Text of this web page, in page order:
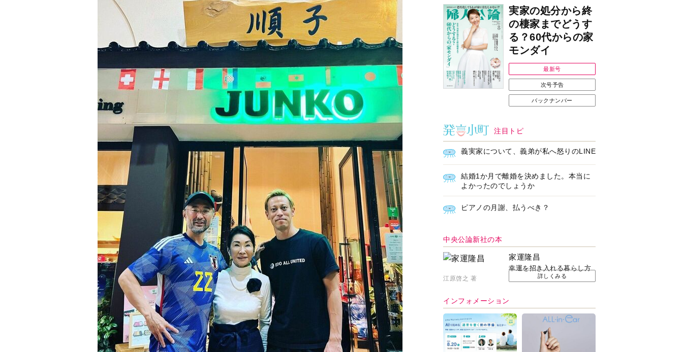
実家の処分から終
の棲家までどうす
る？60代からの家
モンダイ
最新号
次号予告
バックナンバー
注目トピ
義実家について、義弟が私へ怒りのLINE
結婚1か月で離婚を決めました。本当に
よかったのでしょうか
ピアノの月謝、払うべき？
中央公論新社の本
家運隆昌
幸運を招き入れる暮らし方
江原啓之 著 詳しくみる
インフォメーション